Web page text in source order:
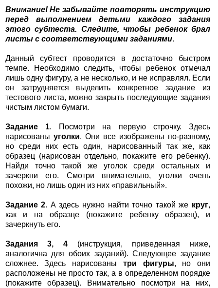
Внимание! Не забывайте повторять инструкцию
перед выполнением детьми каждого задания
этого субтеста. Следите, чтобы ребенок брал
листы с соответствующими заданиями.
Данный субтест проводится в достаточно быстром
темпе. Необходимо следить, чтобы ребенок отмечал
лишь одну фигуру, а не несколько, и не исправлял. Если
он затрудняется выделить конкретное задание из
тестового листа, можно закрыть последующие задания
чистым листом бумаги.
Задание 1. Посмотри на первую строчку. Здесь
нарисованы уголки. Они все изображены по-разному,
но среди них есть один, нарисованный так же, как
образец (нарисован отдельно, покажите его ребенку).
Найди точно такой же уголок среди остальных и
зачеркни его. Смотри внимательно, уголки очень
похожи, но лишь один из них «правильный».
Задание 2. А здесь нужно найти точно такой же круг,
как и на образце (покажите ребенку образец), и
зачеркнуть его.
Задания 3, 4 (инструкция, приведенная ниже,
аналогична для обоих заданий). Следующее задание
сложнее. Здесь нарисованы три фигуры, но они
расположены не просто так, а в определенном порядке
(покажите образец). Внимательно посмотри на них,